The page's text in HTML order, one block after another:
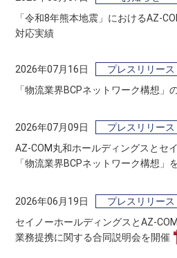
「令和8年熊本地震」におけるAZ-
対応実績
2026年07月16日
プレスリリース
「物流業界BCPネットワーク構想」
2026年07月09日
プレスリリース
AZ-COM丸和ホールディングスとセ
「物流業界BCPネットワーク構想」
2026年06月19日
プレスリリース
セイノーホールディングスとAZ-
業務提携に関する合同説明会を開催